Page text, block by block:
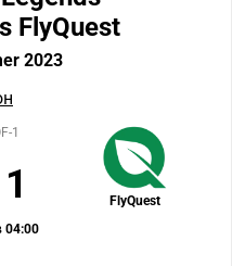
FlyQuest
2023
FlyQuest
1
1
04:00